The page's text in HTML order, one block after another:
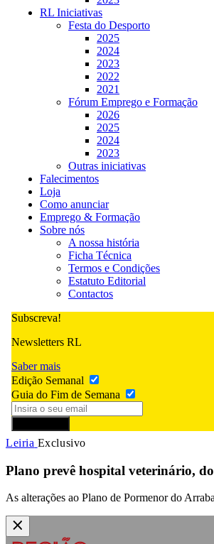
RL Iniciativas
Festa do Desporto
2025
2024
2023
2022
2021
Fórum Emprego e Formação
2026
2025
2024
2023
Outras iniciativas
Falecimentos
Loja
Como anunciar
Emprego & Formação
Sobre nós
A nossa história
Ficha Técnica
Termos e Condições
Estatuto Editorial
Contactos
Subscreva!
Newsletters RL
Saber mais
Edição Semanal
Guia do Fim de Semana
Leiria Exclusivo
Plano prevê hospital veterinário,
As alterações ao Plano de Pormenor do